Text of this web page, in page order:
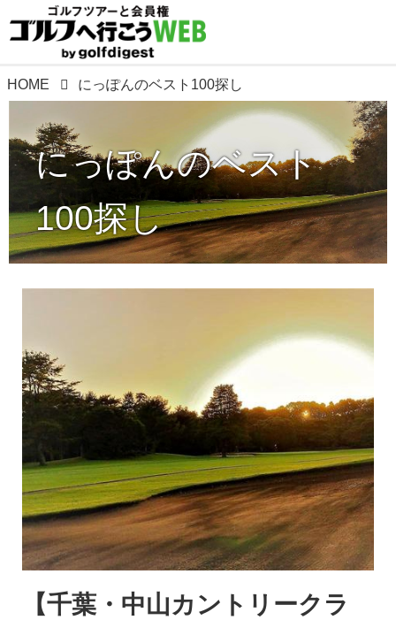
HOME にっぽんのベスト100探し
にっぽんのベスト
100探し
【千葉・中山カントリークラ